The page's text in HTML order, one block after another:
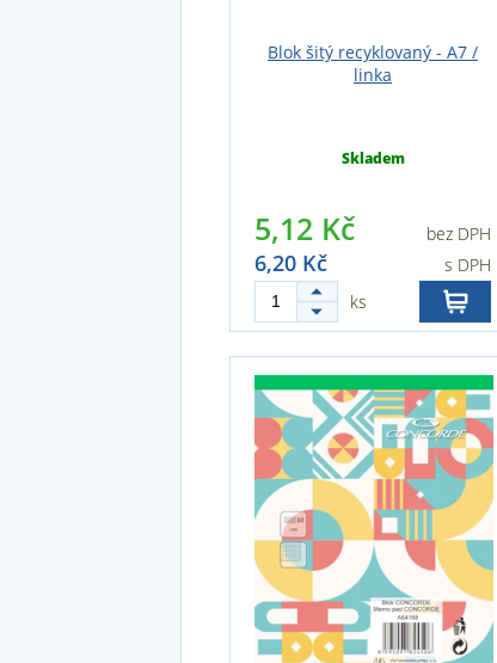
Blok šitý recyklovaný - A7 /
linka
Skladem
5,12 Kč bez DPH
6,20 Kč
s DPH
ks